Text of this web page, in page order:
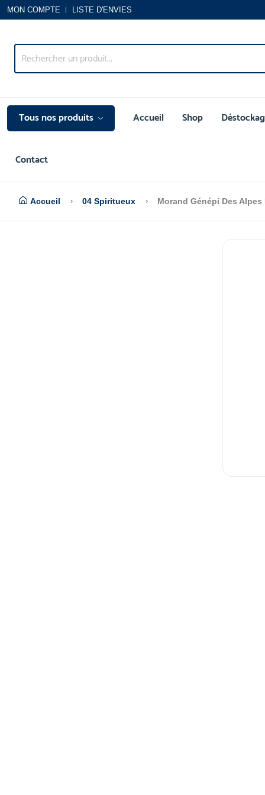
MON COMPTE LISTE D'ENVIES
Tous nos produits Accueil Shop
Contact
Accueil 04 Spiritueux Morand Génépi Des Alpes